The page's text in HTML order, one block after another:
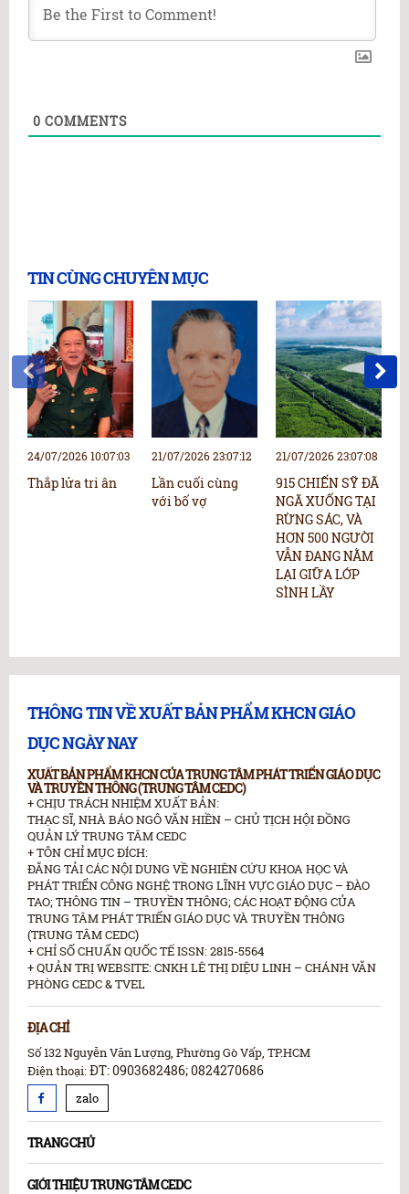
0 COMMENTS
TIN CÙNG CHUYÊN MỤC
24/07/2026 10:07:03
Thắp lửa tri ân
21/07/2026 23:07:12
Lần cuối cùng
với bố vợ
21/07/2026 23:07:08
915 CHIẾN SỸ ĐÃ
NGÃ XUỐNG TẠI
RỪNG SÁC, VÀ
HƠN 500 NGƯỜI
VẪN ĐANG NẰM
LẠI GIỮA LỚP
SÌNH LẦY
THÔNG TIN VỀ XUẤT BẢN PHẨM KHCN GIÁO
DỤC NGÀY NAY
XUẤT BẢN PHẨM KHCN CỦA TRUNG TÂM PHÁT TRIỂN GIÁO DỤC
VÀ TRUYỀN THÔNG (TRUNG TÂM CEDC)
+ CHỊU TRÁCH NHIỆM XUẤT BẢN:
THẠC SĨ, NHÀ BÁO NGÔ VĂN HIỀN – CHỦ TỊCH HỘI ĐỒNG
QUẢN LÝ TRUNG TÂM CEDC
+ TÔN CHỈ MỤC ĐÍCH:
ĐĂNG TẢI CÁC NỘI DUNG VỀ NGHIÊN CỨU KHOA HỌC VÀ
PHÁT TRIỂN CÔNG NGHỆ TRONG LĨNH VỰC GIÁO DỤC – ĐÀO
TAO; THÔNG TIN – TRUYỀN THÔNG; CÁC HOẠT ĐỘNG CỦA
TRUNG TÂM PHÁT TRIỂN GIÁO DỤC VÀ TRUYỀN THÔNG
(TRUNG TÂM CEDC)
+ CHỈ SỐ CHUẨN QUỐC TẾ ISSN: 2815-5564
+ QUẢN TRỊ WEBSITE: CNKH LÊ THỊ DIỆU LINH – CHÁNH VĂN
PHÒNG CEDC & TVEL
ĐỊA CHỈ
Số 132 Nguyễn Văn Lượng, Phường Gò Vấp, TP.HCM
Điện thoại:ĐT: 0903682486; 0824270686
zalo
TRANG CHỦ
GIỚI THIỆU TRUNG TÂM CEDC